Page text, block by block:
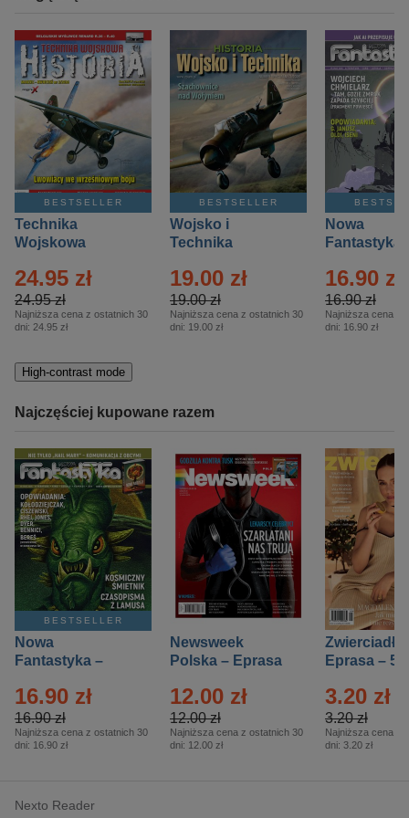
BESTSELLER
Technika
Wojskowa
– 2/2026
24.95 zł
24.95 zł
Najniższa cena z ostatnich 30
dni: 24.95 zł
BESTSELLER
Wojsko i
Technika
Specjalne –
Eprasa – 2/2026
19.00 zł
19.00 zł
Najniższa cena z ostatnich 30
dni: 19.00 zł
Nowa
Fantastyka
16.90 zł
16.90 zł
Najniższa cena z
dni: 16.90 zł
High-contrast mode
Najczęściej kupowane razem
BESTSELLER
Nowa
Fantastyka –
16.90 zł
16.90 zł
Najniższa cena z ostatnich 30
dni: 16.90 zł
Newsweek
Polska – Eprasa
12.00 zł
12.00 zł
Najniższa cena z ostatnich 30
dni: 12.00 zł
Zwierciadło
Eprasa – 5/
3.20 zł
3.20 zł
Najniższa cena z
dni: 3.20 zł
Nexto Reader